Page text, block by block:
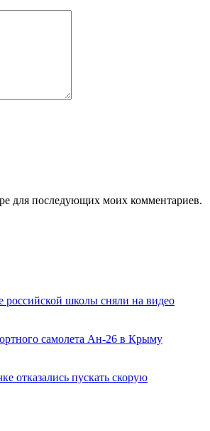
для последующих моих комментариев.
российской школы сняли на видео
самолета Ан-26 в Крыму
отказались пускать скорую